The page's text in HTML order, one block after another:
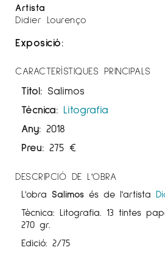
Artista
Didier Lourenço
Exposició:
CARACTERÍSTIQUES PRINCIPALS
Títol: Salimos
Tècnica: Litografia
Any: 2018
Preu: 275 €
DESCRIPCIÓ DE L'OBRA
L'obra Salimos és de l'artista
Tècnica: Litografia. 13 tintes
270 gr.
Edició: 2/75